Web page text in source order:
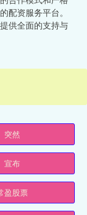
配资服务平台。
供全面的支持与
突然
宣布
盈股票